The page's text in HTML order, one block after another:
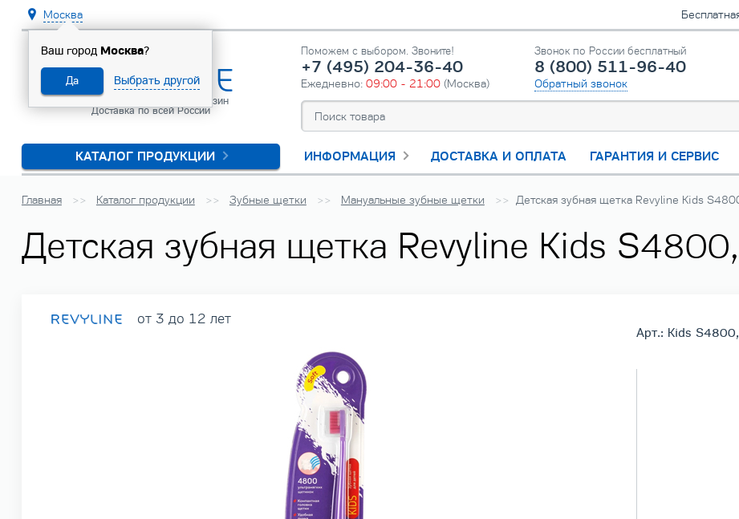
Москва
Ваш город Москва?
Да Выбрать другой
Официальный интернет-магазин
Доставка по всей России
Поможем с выбором. Звоните!
+7 (495) 204-36-40
Ежедневно:09:00 - 21:00 (Москва)
Звонок по России бесплатный
8 (800) 511-96-40
Обратный звонок
КАТАЛОГ ПРОДУКЦИИ ИНФОРМАЦИЯ ДОСТАВКА И ОПЛАТА ГАРАНТИЯ И СЕРВИС
Главная Каталог продукции Зубные щетки Мануальные зубные щетки Детская зубная щетка Revyline Kids
Детская зубная щетка Revyline Kids
от 3 до 12 лет
Арт.: Kids